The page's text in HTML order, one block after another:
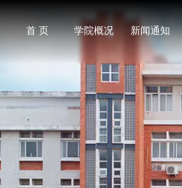
首 页 学院概况 新闻通知